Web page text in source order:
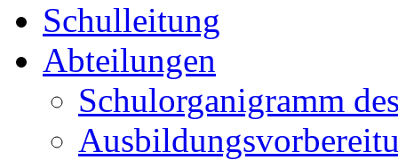
Schulleitung
Abteilungen
Schulorganigramm